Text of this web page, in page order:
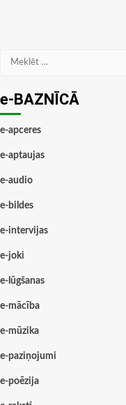
Meklēt:
e-BAZNĪCĀ
e-apceres
e-aptaujas
e-audio
e-bildes
e-intervijas
e-joki
e-lūgšanas
e-mācība
e-mūzika
e-paziņojumi
e-poēzija